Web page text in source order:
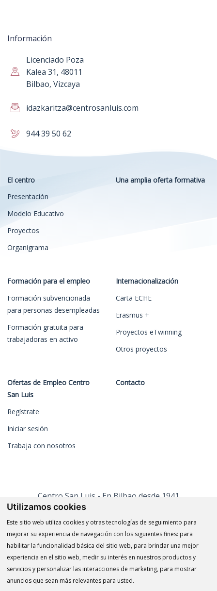
Utilizamos cookies
Este sitio web utiliza cookies y otras tecnologías de seguimiento para
mejorar su experiencia de navegación con los siguientes fines: para
habilitar la funcionalidad básica del sitio web, para brindar una mejor
experiencia en el sitio web, medir su interés en nuestros productos y
servicios y personalizar las interacciones de marketing, para mostrar
anuncios que sean más relevantes para usted.
Información
Licenciado Poza
Kalea 31, 48011
Bilbao, Vizcaya
idazkaritza@centrosanluis.com
944 39 50 62
El centro
Presentación
Modelo Educativo
Proyectos
Organigrama
Una amplia oferta formativa
Formación para el empleo
Formación subvencionada
para personas desempleadas
Formación gratuita para
trabajadoras en activo
Internacionalización
Carta ECHE
Erasmus +
Proyectos eTwinning
Otros proyectos
Ofertas de Empleo Centro
San Luis
Regístrate
Iniciar sesión
Trabaja con nosotros
Contacto
Centro San Luis - En Bilbao desde 1941
Aviso legal-
Política de privacidad-
Política integrada